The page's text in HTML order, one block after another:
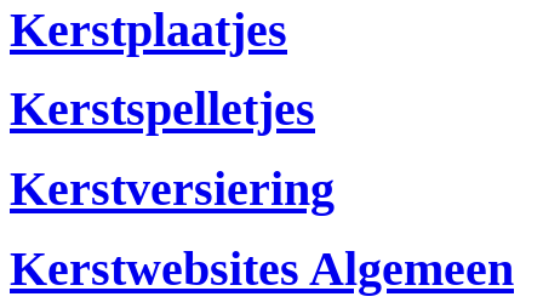
Kerstplaatjes
Kerstspelletjes
Kerstversiering
Kerstwebsites Algemeen